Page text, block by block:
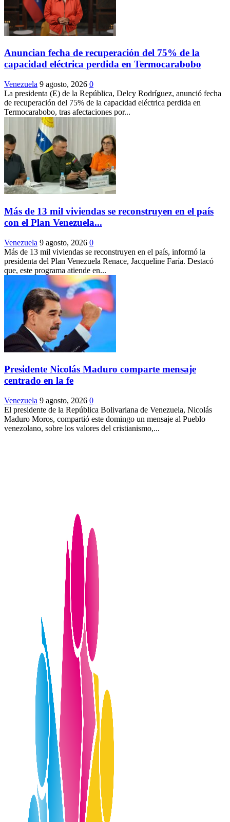
Anuncian fecha de recuperación del 75% de la
capacidad eléctrica perdida en Termocarabobo
Venezuela 9 agosto, 2026 0
La presidenta (E) de la República, Delcy Rodríguez, anunció fecha
de recuperación del 75% de la capacidad eléctrica perdida en
Termocarabobo, tras afectaciones por...
Más de 13 mil viviendas se reconstruyen en el país
con el Plan Venezuela...
Venezuela 9 agosto, 2026 0
Más de 13 mil viviendas se reconstruyen en el país, informó la
presidenta del Plan Venezuela Renace, Jacqueline Faría. Destacó
que, este programa atiende en...
Presidente Nicolás Maduro comparte mensaje
centrado en la fe
Venezuela 9 agosto, 2026 0
El presidente de la República Bolivariana de Venezuela, Nicolás
Maduro Moros, compartió este domingo un mensaje al Pueblo
venezolano, sobre los valores del cristianismo,...